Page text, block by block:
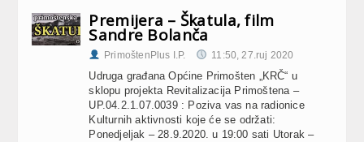
Premijera – Škatula, film
Sandre Bolanča
PrimoštenPlus I.P. 11:50, 27.ruj 2020
Udruga građana Općine Primošten „KRČ“ u
sklopu projekta Revitalizacija Primoštena –
UP.04.2.1.07.0039 : Poziva vas na radionice
Kulturnih aktivnosti koje će se održati:
Ponedjeljak – 28.9.2020. u 19:00 sati Utorak –